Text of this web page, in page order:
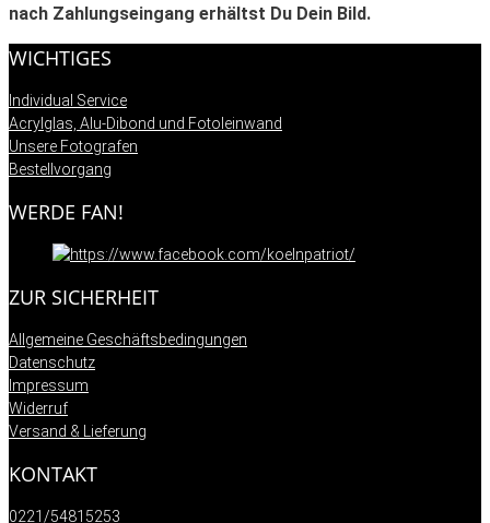
nach Zahlungseingang erhältst Du Dein Bild.
WICHTIGES
Individual Service
Acrylglas, Alu-Dibond und Fotoleinwand
Unsere Fotografen
Bestellvorgang
WERDE FAN!
ZUR SICHERHEIT
Allgemeine Geschäftsbedingungen
Datenschutz
Impressum
Widerruf
Versand & Lieferung
KONTAKT
0221/54815253